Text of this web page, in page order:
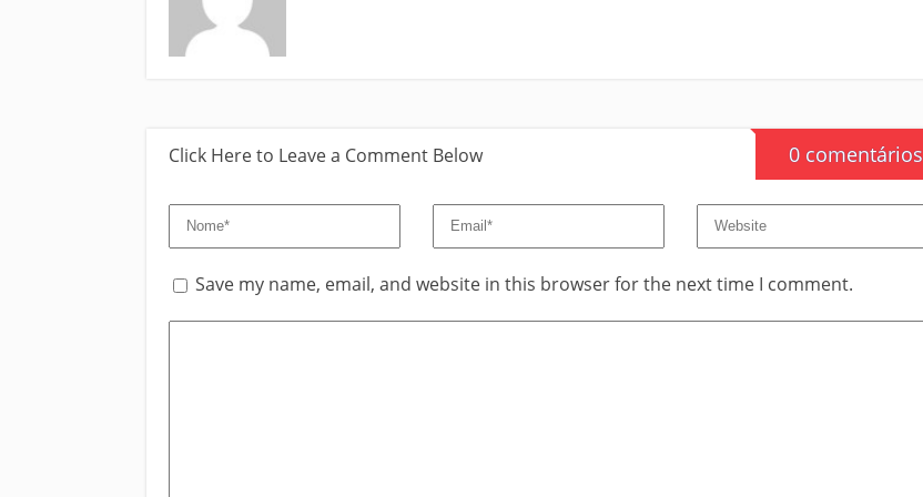
Click Here to Leave a Comment Below 0 comentários
Save my name, email, and website in this browser for the next time I comment.